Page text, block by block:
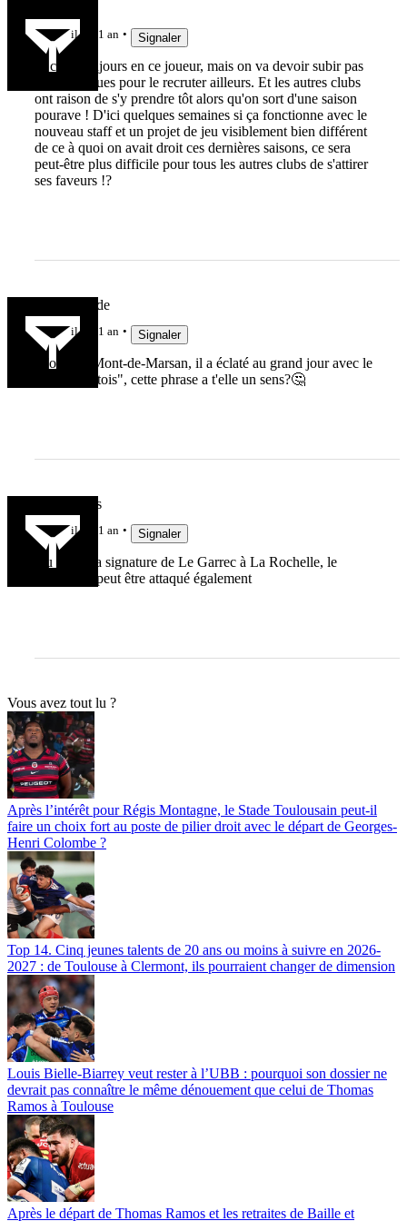
il y a 1 an Signaler
Je crois toujours en ce joueur, mais on va devoir subir pas
mal d'attaques pour le recruter ailleurs. Et les autres clubs
ont raison de s'y prendre tôt alors qu'on sort d'une saison
pourave ! D'ici quelques semaines si ça fonctionne avec le
nouveau staff et un projet de jeu visiblement bien différent
de ce à quoi on avait droit ces dernières saisons, ce sera
peut-être plus difficile pour tous les autres clubs de s'attirer
ses faveurs !?
Gruntattitude
il y a 1 an Signaler
"Formé à Mont-de-Marsan, il a éclaté au grand jour avec le
Stade Montois", cette phrase a t'elle un sens?🤔
CanisRufus
il y a 1 an Signaler
Au vu de la signature de Le Garrec à La Rochelle, le
Racing va peut être attaqué également
Vous avez tout lu ?
Après l’intérêt pour Régis Montagne, le Stade Toulousain peut-il
faire un choix fort au poste de pilier droit avec le départ de Georges-
Henri Colombe ?
Top 14. Cinq jeunes talents de 20 ans ou moins à suivre en 2026-
2027 : de Toulouse à Clermont, ils pourraient changer de dimension
Louis Bielle-Biarrey veut rester à l’UBB : pourquoi son dossier ne
devrait pas connaître le même dénouement que celui de Thomas
Ramos à Toulouse
Après le départ de Thomas Ramos et les retraites de Baille et